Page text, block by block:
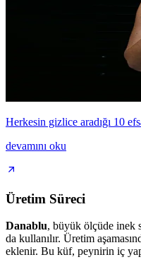
Herkesin gizlice aradığı 10
devamını oku
Üretim Süreci
Danablu, büyük ölçüde inek
da kullanılır. Üretim
eklenir. Bu küf, peynirin iç